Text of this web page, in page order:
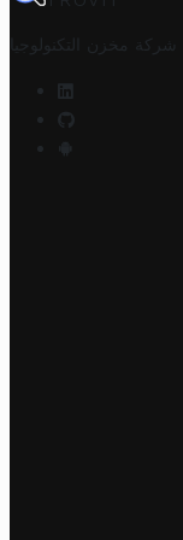
شركة مخزن التكنولوجيا